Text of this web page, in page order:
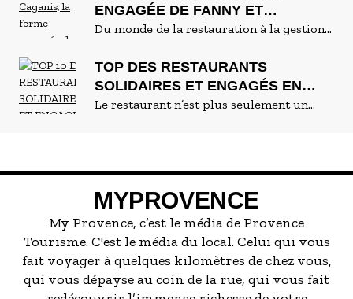
Provence en passant par Martigues, Saint-
Martin de Crau, Ceyreste ou encore
ENGAGÉE DE FANNY ET
CHRISTOPHE
Du monde de la restauration à la gestion
qu’un pas. C’est celui qu’ont fait Fanny et
Christophe en créantAïoli Caganis, une
ferme pas comme les autres au cœur de
dans une démarche raisonnée de
permaculture. Rencontre.
TOP DES RESTAURANTS
SOLIDAIRES ET ENGAGÉS EN
PROVENCE
Le restaurant n’est plus seulement un
habitudes durables. Voici une sélection
d’adresses où l’on mange bien dans des
lieux qui font du bien autour d’eux.
MYPROVENCE
My Provence, c’est le média de Provence
Tourisme. C'est le média du local. Celui qui vous
fait voyager à quelques kilomètres de chez vous,
qui vous dépayse au coin de la rue, qui vous fait